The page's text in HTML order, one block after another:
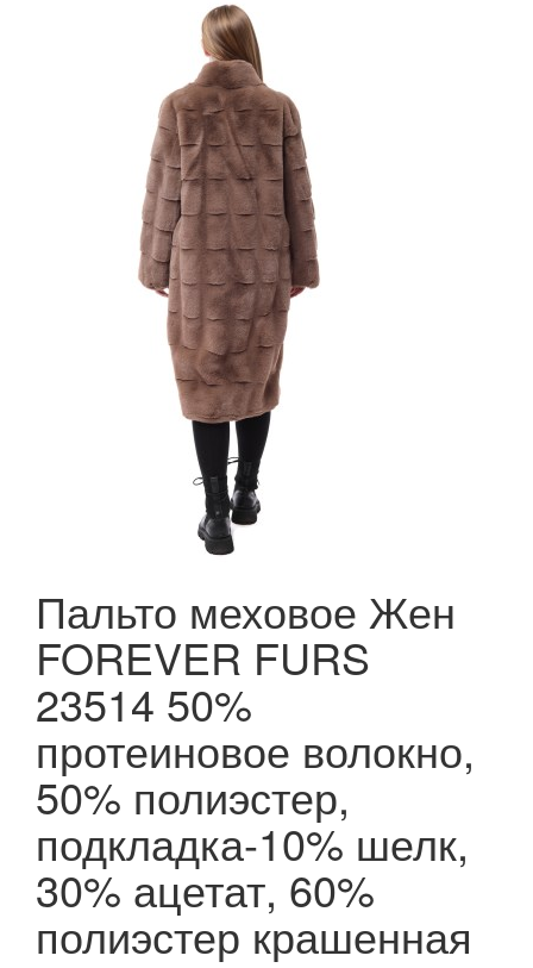
Пальто меховое Жен
FOREVER FURS
23514 50%
протеиновое волокно,
50% полиэстер,
подкладка-10% шелк,
30% ацетат, 60%
полиэстер крашенная